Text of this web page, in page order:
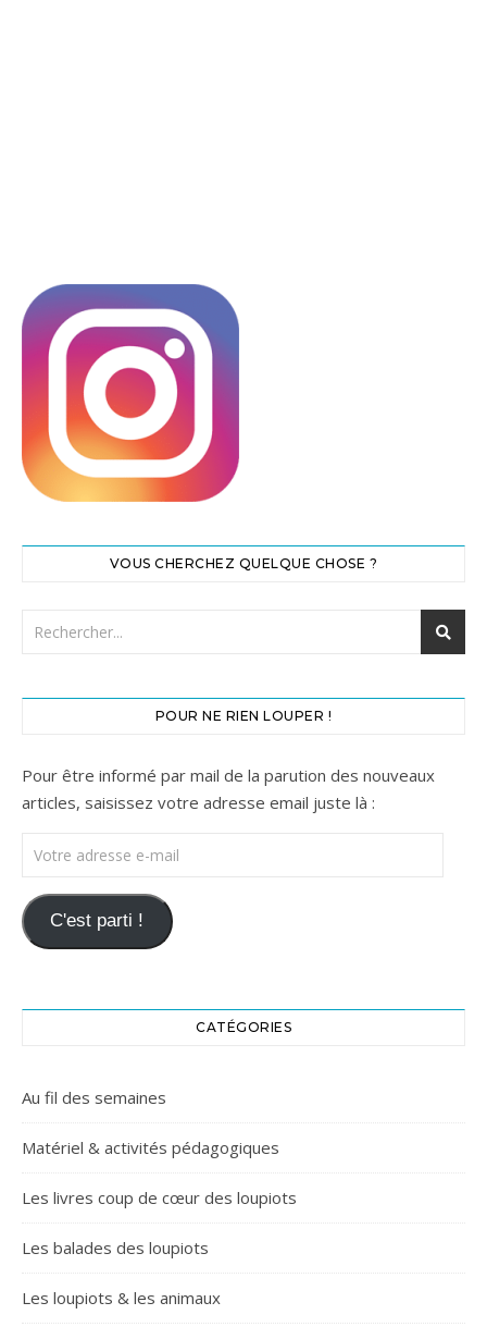
VOUS CHERCHEZ QUELQUE CHOSE ?
POUR NE RIEN LOUPER !
Pour être informé par mail de la parution des nouveaux
articles, saisissez votre adresse email juste là :
Votre adresse e-mail
C'est parti !
CATÉGORIES
Au fil des semaines
Matériel & activités pédagogiques
Les livres coup de cœur des loupiots
Les balades des loupiots
Les loupiots & les animaux